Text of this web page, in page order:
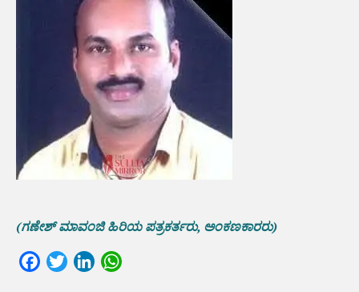
(ಗಣೇಶ್ ಮಾವಂಜಿ ಹಿರಿಯ ಪತ್ರಕರ್ತರು, ಅಂಕಣಕಾರರು)
FacebookTwitterLinkedIn